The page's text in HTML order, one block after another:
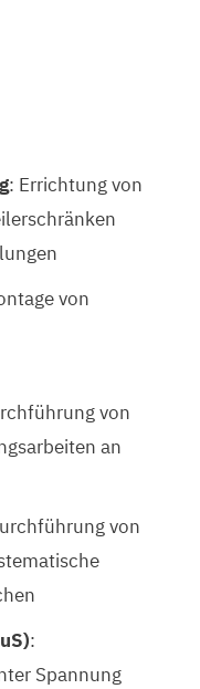
: Errichtung von
von
von
an
von
:
Spannung